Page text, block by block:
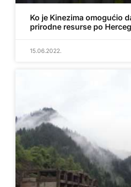
Ko je Kinezima omogućio
prirodne resurse po
15.06.2022.